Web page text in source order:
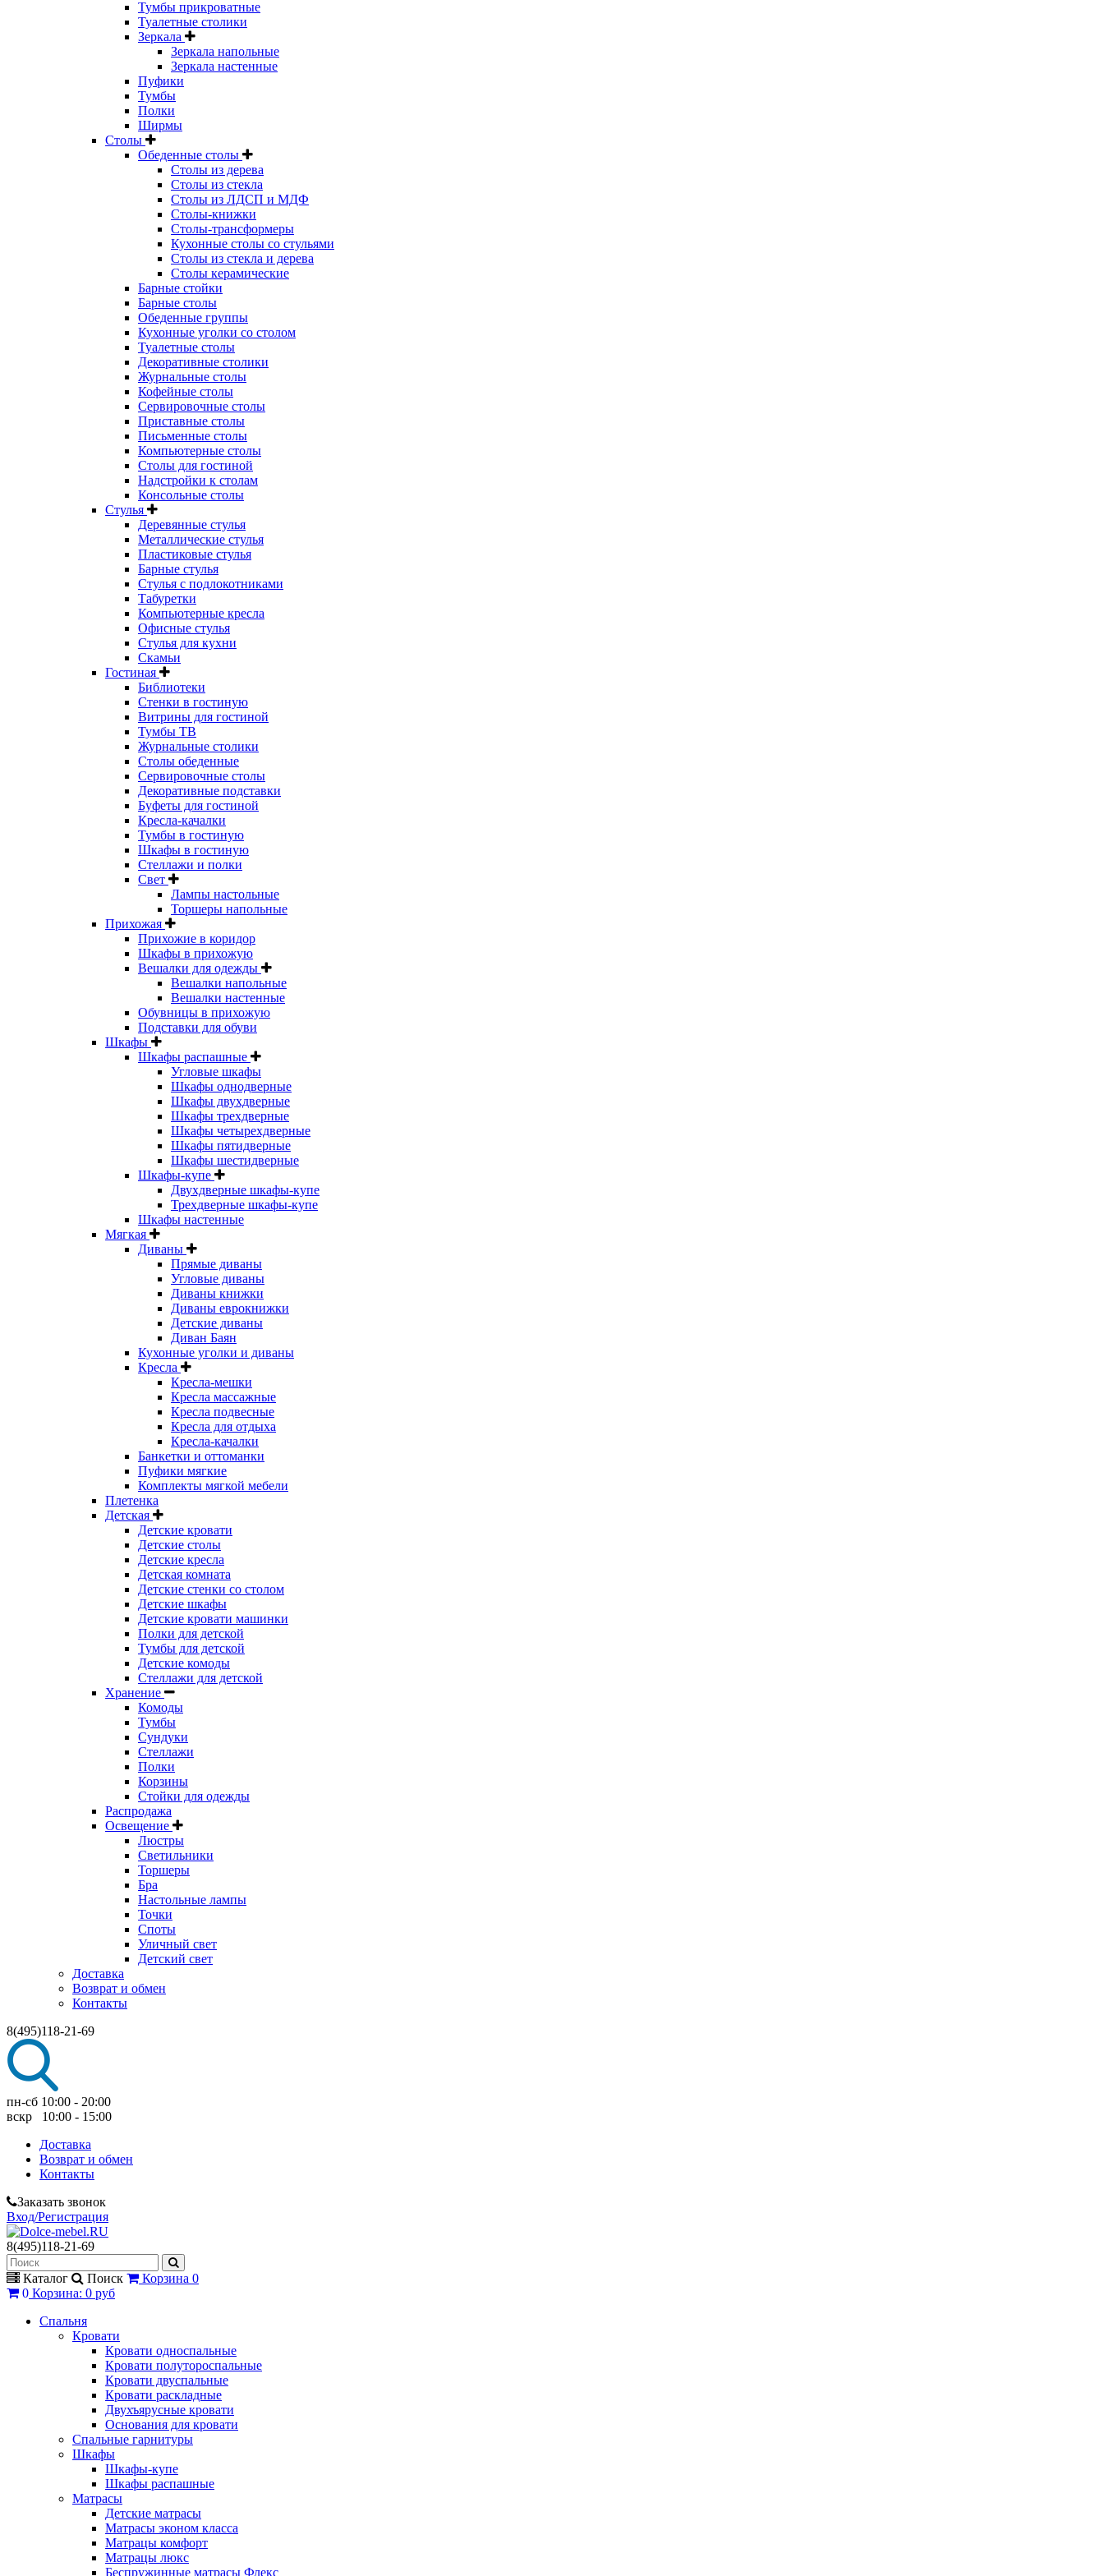
Тумбы прикроватные
Туалетные столики
Зеркала
Зеркала напольные
Зеркала настенные
Пуфики
Тумбы
Полки
Ширмы
Столы
Обеденные столы
Столы из дерева
Столы из стекла
Столы из ЛДСП и МДФ
Столы-книжки
Столы-трансформеры
Кухонные столы со стульями
Столы из стекла и дерева
Столы керамические
Барные стойки
Барные столы
Обеденные группы
Кухонные уголки со столом
Туалетные столы
Декоративные столики
Журнальные столы
Кофейные столы
Сервировочные столы
Приставные столы
Письменные столы
Компьютерные столы
Столы для гостиной
Надстройки к столам
Консольные столы
Стулья
Деревянные стулья
Металлические стулья
Пластиковые стулья
Барные стулья
Стулья с подлокотниками
Табуретки
Компьютерные кресла
Офисные стулья
Стулья для кухни
Скамьи
Гостиная
Библиотеки
Стенки в гостиную
Витрины для гостиной
Тумбы ТВ
Журнальные столики
Столы обеденные
Сервировочные столы
Декоративные подставки
Буфеты для гостиной
Кресла-качалки
Тумбы в гостиную
Шкафы в гостиную
Стеллажи и полки
Свет
Лампы настольные
Торшеры напольные
Прихожая
Прихожие в коридор
Шкафы в прихожую
Вешалки для одежды
Вешалки напольные
Вешалки настенные
Обувницы в прихожую
Подставки для обуви
Шкафы
Шкафы распашные
Угловые шкафы
Шкафы однодверные
Шкафы двухдверные
Шкафы трехдверные
Шкафы четырехдверные
Шкафы пятидверные
Шкафы шестидверные
Шкафы-купе
Двухдверные шкафы-купе
Трехдверные шкафы-купе
Шкафы настенные
Мягкая
Диваны
Прямые диваны
Угловые диваны
Диваны книжки
Диваны еврокнижки
Детские диваны
Диван Баян
Кухонные уголки и диваны
Кресла
Кресла-мешки
Кресла массажные
Кресла подвесные
Кресла для отдыха
Кресла-качалки
Банкетки и оттоманки
Пуфики мягкие
Комплекты мягкой мебели
Плетенка
Детская
Детские кровати
Детские столы
Детские кресла
Детская комната
Детские стенки со столом
Детские шкафы
Детские кровати машинки
Полки для детской
Тумбы для детской
Детские комоды
Стеллажи для детской
Хранение
Комоды
Тумбы
Сундуки
Стеллажи
Полки
Корзины
Стойки для одежды
Распродажа
Освещение
Люстры
Светильники
Торшеры
Бра
Настольные лампы
Точки
Споты
Уличный свет
Детский свет
Доставка
Возврат и обмен
Контакты
8(495)118-21-69
пн-сб 10:00 - 20:00
вскр 10:00 - 15:00
Доставка
Возврат и обмен
Контакты
Заказать звонок
Вход/Регистрация
8(495)118-21-69
Каталог Поиск Корзина 0
0 Корзина: 0 руб
Спальня
Кровати
Кровати односпальные
Кровати полутороспальные
Кровати двуспальные
Кровати раскладные
Двухъярусные кровати
Основания для кровати
Спальные гарнитуры
Шкафы
Шкафы-купе
Шкафы распашные
Матрасы
Детские матрасы
Матрасы эконом класса
Матрацы комфорт
Матрацы люкс
Беспружинные матрасы Флекс